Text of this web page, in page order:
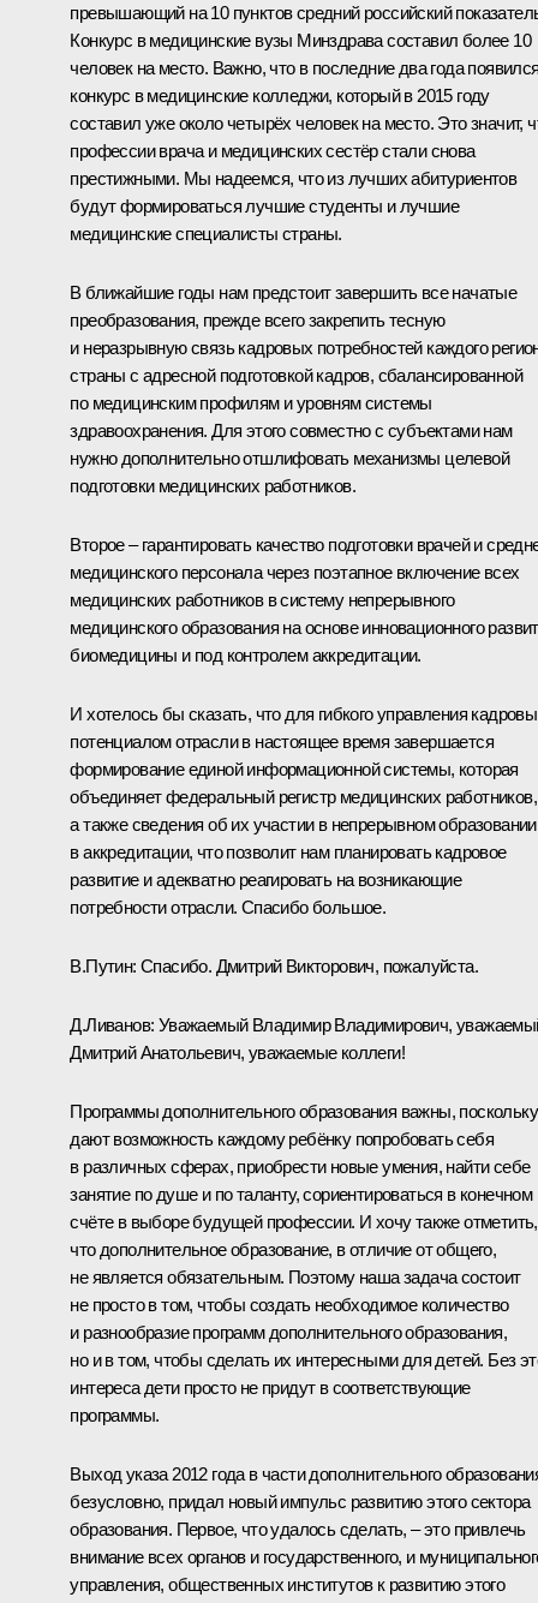
превышающий на 10 пунктов средний российский
Конкурс в медицинские вузы Минздрава составил более 10
человек на место. Важно, что в последние два года
конкурс в медицинские колледжи, который в 2015 году
составил уже около четырёх человек на место. Это значит,
профессии врача и медицинских сестёр стали снова
престижными. Мы надеемся, что из лучших абитуриентов
будут формироваться лучшие студенты и лучшие
медицинские специалисты страны.
В ближайшие годы нам предстоит завершить все начатые
преобразования, прежде всего закрепить тесную
и неразрывную связь кадровых потребностей каждого
страны с адресной подготовкой кадров, сбалансированной
по медицинским профилям и уровням системы
здравоохранения. Для этого совместно с субъектами нам
нужно дополнительно отшлифовать механизмы целевой
подготовки медицинских работников.
Второе – гарантировать качество подготовки врачей и
медицинского персонала через поэтапное включение всех
медицинских работников в систему непрерывного
медицинского образования на основе инновационного
биомедицины и под контролем аккредитации.
И хотелось бы сказать, что для гибкого управления
потенциалом отрасли в настоящее время завершается
формирование единой информационной системы, которая
объединяет федеральный регистр медицинских работников,
а также сведения об их участии в непрерывном
в аккредитации, что позволит нам планировать кадровое
развитие и адекватно реагировать на возникающие
потребности отрасли. Спасибо большое.
В.Путин: Спасибо. Дмитрий Викторович, пожалуйста.
Д.Ливанов: Уважаемый Владимир Владимирович,
Дмитрий Анатольевич, уважаемые коллеги!
Программы дополнительного образования важны, поскольку
дают возможность каждому ребёнку попробовать себя
в различных сферах, приобрести новые умения, найти себе
занятие по душе и по таланту, сориентироваться в конечном
счёте в выборе будущей профессии. И хочу также отметить,
что дополнительное образование, в отличие от общего,
не является обязательным. Поэтому наша задача состоит
не просто в том, чтобы создать необходимое количество
и разнообразие программ дополнительного образования,
но и в том, чтобы сделать их интересными для детей. Без
интереса дети просто не придут в соответствующие
программы.
Выход указа 2012 года в части дополнительного
безусловно, придал новый импульс развитию этого сектора
образования. Первое, что удалось сделать, – это привлечь
внимание всех органов и государственного, и
управления, общественных институтов к развитию этого